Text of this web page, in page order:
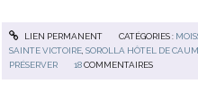
LIEN PERMANENT CATÉGORIES :
SAINTE VICTOIRE ,SOROLLA HÔTEL DE
PRÉSERVER
18 COMMENTAIRES